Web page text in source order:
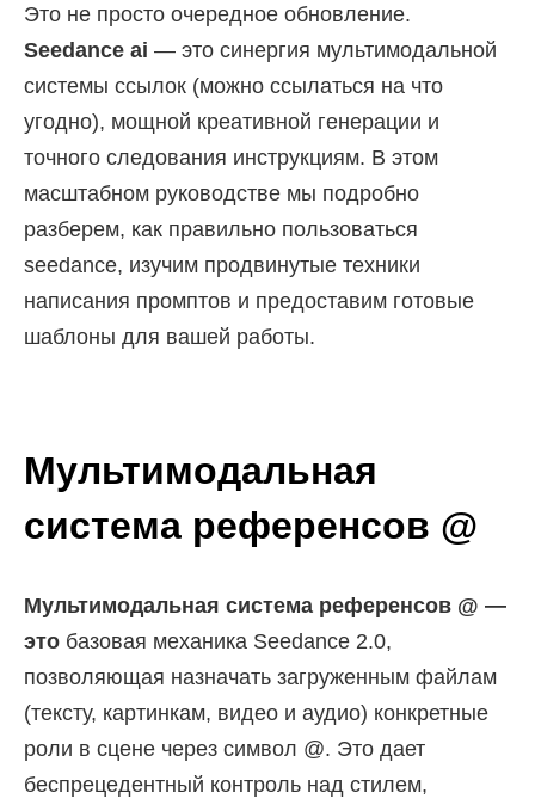
Это не просто очередное обновление.
Seedance ai — это синергия мультимодальной
системы ссылок (можно ссылаться на что
угодно), мощной креативной генерации и
точного следования инструкциям. В этом
масштабном руководстве мы подробно
разберем, как правильно пользоваться
seedance, изучим продвинутые техники
написания промптов и предоставим готовые
шаблоны для вашей работы.
Мультимодальная
система референсов @
Мультимодальная система референсов @ —
это базовая механика Seedance 2.0,
позволяющая назначать загруженным файлам
(тексту, картинкам, видео и аудио) конкретные
роли в сцене через символ @. Это дает
беспрецедентный контроль над стилем,